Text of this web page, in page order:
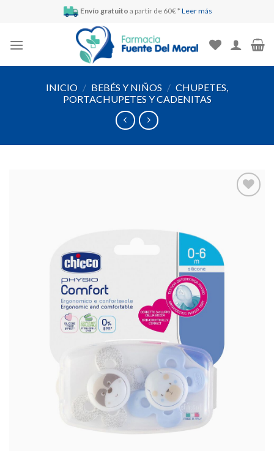
Envío gratuito a partir de 60€ * Leer más
INICIO / BEBÉS Y NIÑOS / CHUPETES,
PORTACHUPETES Y CADENITAS